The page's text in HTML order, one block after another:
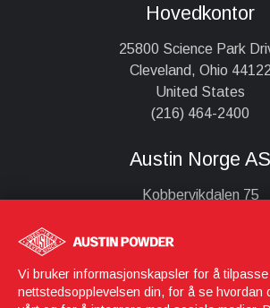
Vi bruker informasjonskapsler for å
nettstedsopplevelsen din, for å se hvordan
Hovedkontor
25800 Science Park
Cleveland, Ohio 44122
United States
(216) 464-2400
Austin Norge AS
Kobbervikdalen 75
post@austin.no eller ved faktura bruk